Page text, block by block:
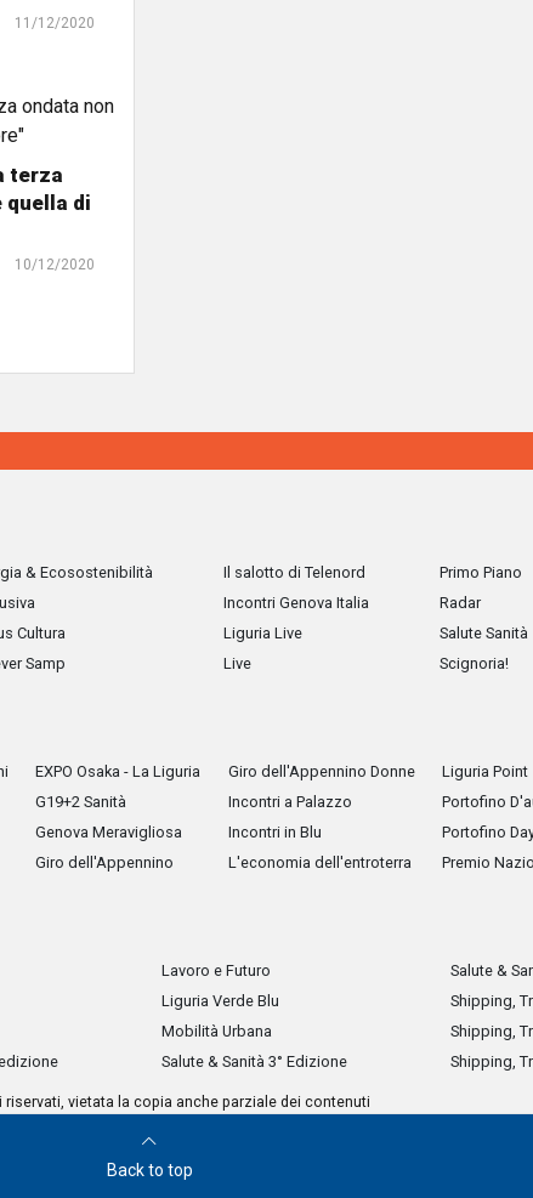
11/12/2020
terza
quella di
10/12/2020
& Ecosostenibilità
Cultura
Samp
Il salotto di Telenord
Incontri Genova Italia
Liguria Live
Live
Primo Piano
Radar
Salute Sanità
Scignoria!
EXPO Osaka - La Liguria
G19+2 Sanità
Genova Meravigliosa
Giro dell'Appennino
Giro dell'Appennino Donne
Incontri a Palazzo
Incontri in Blu
L'economia dell'entroterra
Liguria Point
Portofino
Portofino
Premio
Lavoro e Futuro
Liguria Verde Blu
Mobilità Urbana
Salute & Sanità 3° Edizione
Salute &
Shipping,
Shipping,
Shipping,
riservati, vietata la copia anche parziale dei contenuti
Back to top